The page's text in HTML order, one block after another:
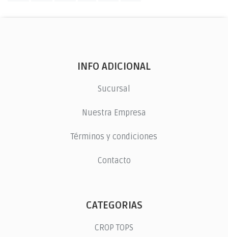
INFO ADICIONAL
Sucursal
Nuestra Empresa
Términos y condiciones
Contacto
CATEGORIAS
CROP TOPS